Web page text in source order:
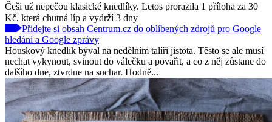
Češi už nepečou klasické knedlíky. Letos prorazila 1 příloha za 30
Kč, která chutná líp a vydrží 3 dny
Přidejte si obsah Centrum.cz do oblíbených zdrojů pro Google
hledání a Google zprávy
Houskový knedlík býval na nedělním talíři jistota. Těsto se ale musí
nechat vykynout, svinout do válečku a povařit, a co z něj zůstane do
dalšího dne, ztvrdne na suchar. Hodně...